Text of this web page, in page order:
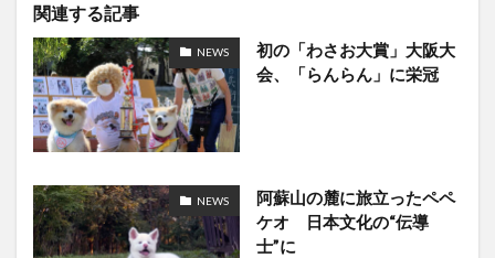
関連する記事
NEWS
初の「わさお大賞」大阪大
会、「らんらん」に栄冠
NEWS
阿蘇山の麓に旅立ったペペ
ケオ 日本文化の“伝導
士”に